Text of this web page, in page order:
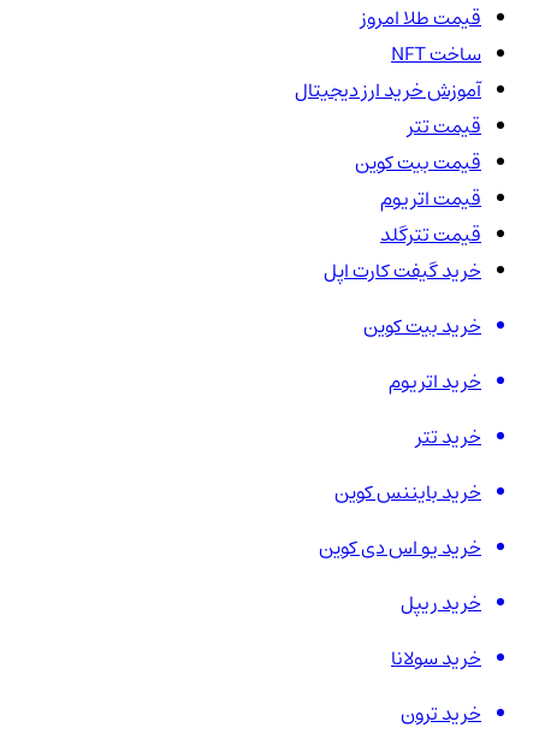
قیمت طلا امروز
ساخت NFT
آموزش خرید ارز دیجیتال
قیمت تتر
قیمت بیت کوین
قیمت اتریوم
قیمت تترگلد
خرید گیفت کارت اپل
خرید بیت کوین
خرید اتریوم
خرید تتر
خرید بایننس کوین
خرید یو اس دی کوین
خرید ریپل
خرید سولانا
خرید ترون